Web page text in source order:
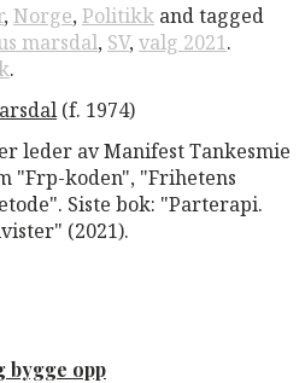
,Norge,Politikk and tagged
marsdal, SV,valg 2021.
.
(f. 1974)
leder av Manifest Tankesmie
"Frp-koden", "Frihetens
Siste bok: "Parterapi.
(2021).
bygge opp